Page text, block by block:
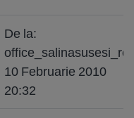
De la:
office_salinasusesi_ro
10 Februarie 2010
20:32